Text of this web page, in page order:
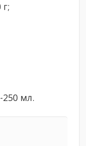
250 мл.